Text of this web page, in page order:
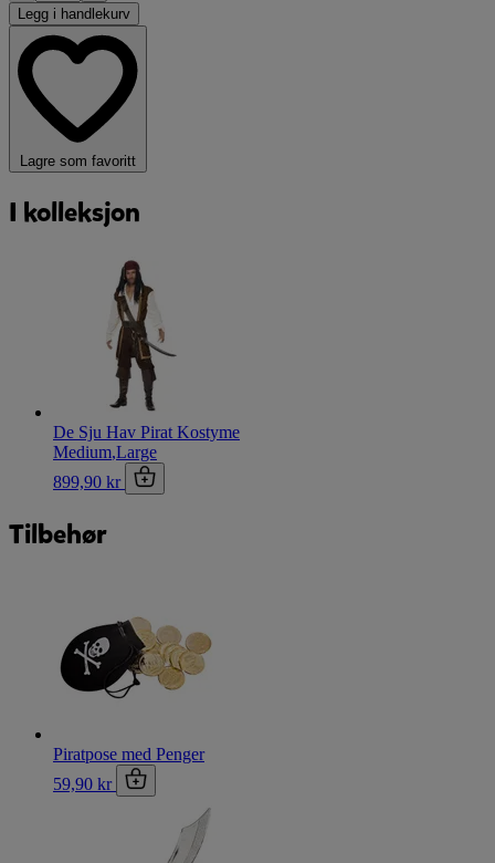
Legg i handlekurv
Lagre som favoritt
I kolleksjon
De Sju Hav Pirat Kostyme
Medium,Large
899,90 kr
Tilbehør
Piratpose med Penger
59,90 kr